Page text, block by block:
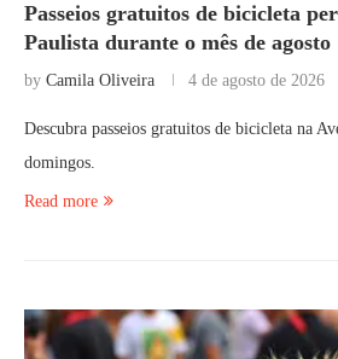
Passeios gratuitos de bicicleta
Paulista durante o mês de agosto
by Camila Oliveira 4 de agosto de 2026
Descubra passeios gratuitos de bicicleta na
domingos.
Read more